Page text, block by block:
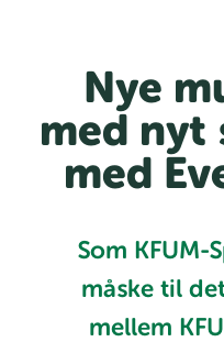
Nye
med nyt
med
Som KFUM-
måske til
mellem